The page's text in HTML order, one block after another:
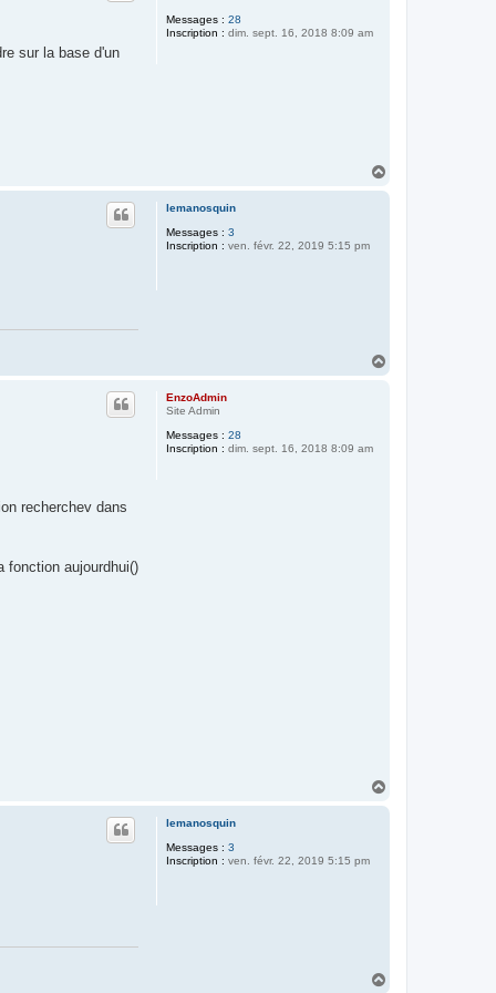
Messages : 28
Inscription : dim. sept. 16, 2018 8:09 am
sur la base d'un
lemanosquin
Messages : 3
Inscription : ven. févr. 22, 2019 5:15 pm
EnzoAdmin
Site Admin
Messages : 28
Inscription : dim. sept. 16, 2018 8:09 am
recherchev dans
fonction aujourdhui()
lemanosquin
Messages : 3
Inscription : ven. févr. 22, 2019 5:15 pm